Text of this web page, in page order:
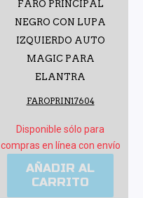
FARO PRINCIPAL
NEGRO CON LUPA
IZQUIERDO AUTO
MAGIC PARA
ELANTRA
FAROPRIN17604
Disponible sólo para
compras en línea con envío
AÑADIR AL
CARRITO